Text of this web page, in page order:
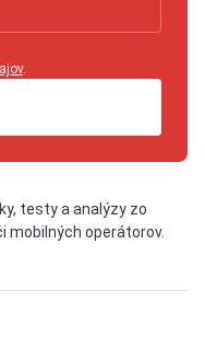
.
testy a analýzy zo
mobilných operátorov.